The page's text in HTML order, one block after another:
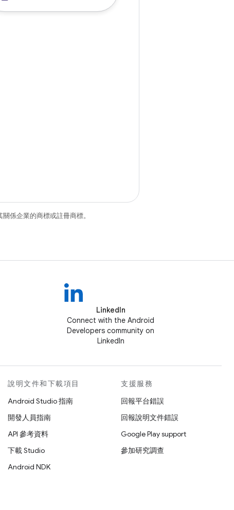
係企業的商標或註冊商標。
LinkedIn
Connect with the Android
Developers community on
LinkedIn
說明文件和下載項目
Android Studio 指南
開發人員指南
API 參考資料
下載 Studio
Android NDK
支援服務
回報平台錯誤
回報說明文件錯誤
Google Play support
參加研究調查